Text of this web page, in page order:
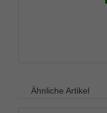
Ähnliche Artikel